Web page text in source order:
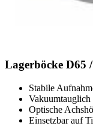
Lagerböcke D65
Stabile
Vakuumtauglich
Optische
Einsetzbar auf